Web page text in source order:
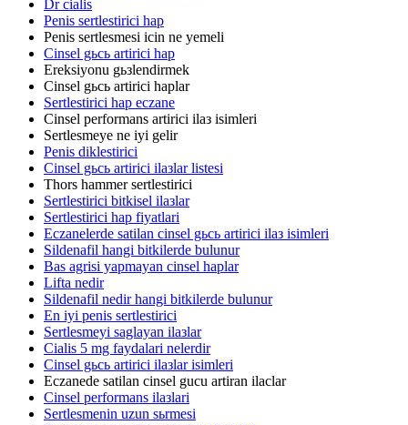
Dr cialis
Penis sertlestirici hap
Penis sertlesmesi icin ne yemeli
Cinsel gьcь artirici hap
Ereksiyonu gьзlendirmek
Cinsel gьcь artirici haplar
Sertlestirici hap eczane
Cinsel performans artirici ilaз isimleri
Sertlesmeye ne iyi gelir
Penis diklestirici
Cinsel gьcь artirici ilaзlar listesi
Thors hammer sertlestirici
Sertlestirici bitkisel ilaзlar
Sertlestirici hap fiyatlari
Eczanelerde satilan cinsel gьcь artirici ilaз isimleri
Sildenafil hangi bitkilerde bulunur
Bas agrisi yapmayan cinsel haplar
Lifta nedir
Sildenafil nedir hangi bitkilerde bulunur
En iyi penis sertlestirici
Sertlesmeyi saglayan ilaзlar
Cialis 5 mg faydalari nelerdir
Cinsel gьcь artirici ilaзlar isimleri
Eczanede satilan cinsel gucu artiran ilaclar
Cinsel performans ilaзlari
Sertlesmenin uzun sьrmesi